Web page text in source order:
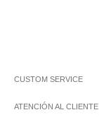
CUSTOM SERVICE
ATENCIÓN AL CLIENTE